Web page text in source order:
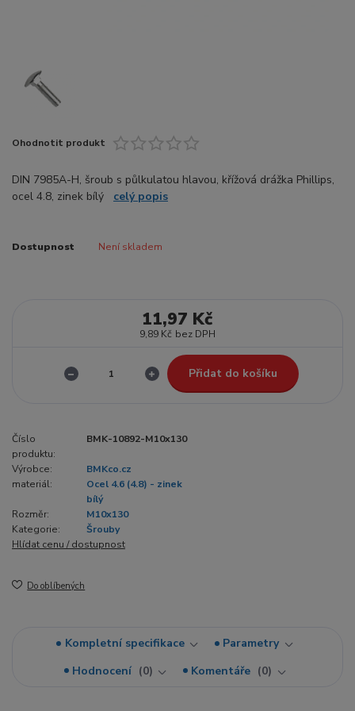
Ohodnotit produkt
DIN 7985A-H, šroub s půlkulatou hlavou, křížová drážka Phillips,
ocel 4.8, zinek bílý celý popis
Dostupnost Není skladem
11,97 Kč
9,89 Kč bez DPH
Přidat do košíku
Číslo
produktu:
BMK-10892-M10x130
Výrobce:
BMKco.cz
materiál:
Ocel 4.6 (4.8) - zinek
bílý
Rozměr:
M10x130
Kategorie:
Šrouby
Hlídat cenu / dostupnost
Do oblíbených
Kompletní specifikace
Parametry
Hodnocení
0 Komentáře 0